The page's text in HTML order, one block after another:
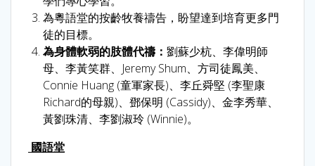
為粵語堂的按齡牧養禱告，盼望達到培育更多門
徒的目標。
為身體軟弱的肢體代禱： 劉蘇少杭、李偉明師
母、李黃笑群、Jeremy Shum、方司徒鳳美、
Connie Huang (童軍家長)、李丘舜堅 (李聖康
Richard的母親)、鄧保明 (Cassidy)、金李秀華、
黃劉珠清、李劉淑玲 (Winnie)。
國語堂